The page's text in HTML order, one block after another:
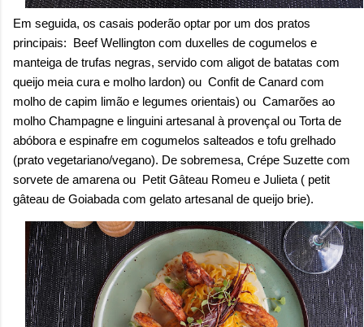
Em seguida, os casais poderão optar por um dos pratos
principais: Beef Wellington com duxelles de cogumelos e
manteiga de trufas negras, servido com aligot de batatas com
queijo meia cura e molho lardon) ou Confit de Canard com
molho de capim limão e legumes orientais) ou Camarões ao
molho Champagne e linguini artesanal à provençal ou Torta de
abóbora e espinafre em cogumelos salteados e tofu grelhado
(prato vegetariano/vegano). De sobremesa, Crépe Suzette com
sorvete de amarena ou Petit Gâteau Romeu e Julieta ( petit
gâteau de Goiabada com gelato artesanal de queijo brie).